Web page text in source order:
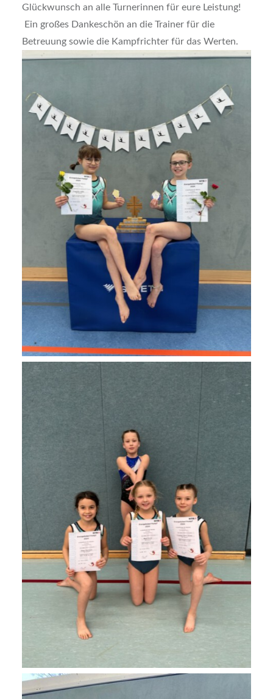
Glückwunsch an alle Turnerinnen für eure Leistung!
Ein großes Dankeschön an die Trainer für die
Betreuung sowie die Kampfrichter für das Werten.